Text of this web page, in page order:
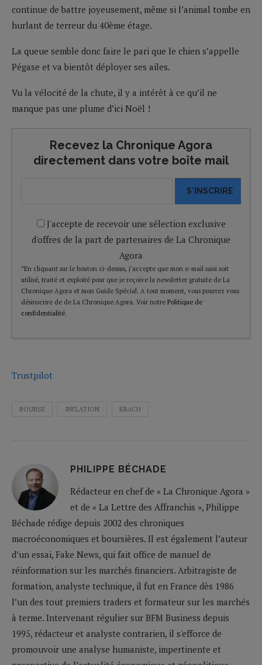
continue de battre joyeusement, même si l’animal tombe en
hurlant de terreur du 40ème étage.
La queue semble donc faire le pari que le chien s’appelle
Pégase et va bientôt déployer ses ailes.
Vu la vélocité de la chute, il y a intérêt à ce qu’il ne
manque pas une plume d’ici Noël !
Recevez la Chronique Agora
directement dans votre boîte mail
S'INSCRIRE
J'accepte de recevoir une sélection exclusive
d'offres de la part de partenaires de La Chronique
Agora
*En cliquant sur le bouton ci-dessus, j’accepte que mon e-mail saisi soit
utilisé, traité et exploité pour que je reçoive la newsletter gratuite de La
Chronique Agora et mon Guide Spécial. A tout moment, vous pourrez vous
désinscrire de de La Chronique Agora. Voir notre Politique de
confidentialité.
Trustpilot
BOURSE INFLATION KRACH
PHILIPPE BÉCHADE
Rédacteur en chef de « La Chronique Agora »
et de « La Lettre des Affranchis », Philippe
Béchade rédige depuis 2002 des chroniques
macroéconomiques et boursières. Il est également l’auteur
d’un essai, Fake News, qui fait office de manuel de
réinformation sur les marchés financiers. Arbitragiste de
formation, analyste technique, il fut en France dès 1986
l’un des tout premiers traders et formateur sur les marchés
à terme. Intervenant régulier sur BFM Business depuis
1995, rédacteur et analyste contrarien, il s'efforce de
promouvoir une analyse humaniste, impertinente et